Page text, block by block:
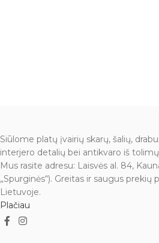
Siūlome platų įvairių skarų, šalių,
interjero detalių bei antikvaro iš
Mus rasite adresu: Laisvės al. 84,
„Spurginės“). Greitas ir saugus prekių
Lietuvoje.
Plačiau